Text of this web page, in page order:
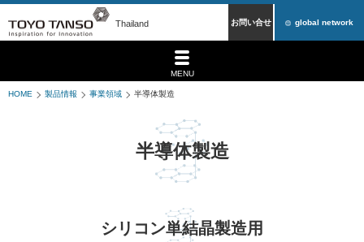
Thailand お問い合せ global network
MENU
HOME 製品情報 事業領域 半導体製造
半導体製造
シリコン単結晶製造用